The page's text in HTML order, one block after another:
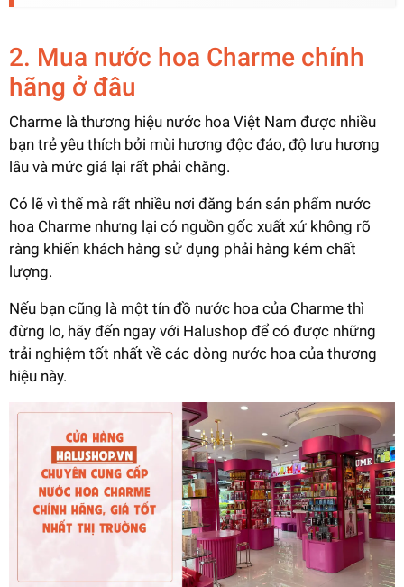
2. Mua nước hoa Charme chính
hãng ở đâu
Charme là thương hiệu nước hoa Việt Nam được nhiều
bạn trẻ yêu thích bởi mùi hương độc đáo, độ lưu hương
lâu và mức giá lại rất phải chăng.
Có lẽ vì thế mà rất nhiều nơi đăng bán sản phẩm nước
hoa Charme nhưng lại có nguồn gốc xuất xứ không rõ
ràng khiến khách hàng sử dụng phải hàng kém chất
lượng.
Nếu bạn cũng là một tín đồ nước hoa của Charme thì
đừng lo, hãy đến ngay với Halushop để có được những
trải nghiệm tốt nhất về các dòng nước hoa của thương
hiệu này.